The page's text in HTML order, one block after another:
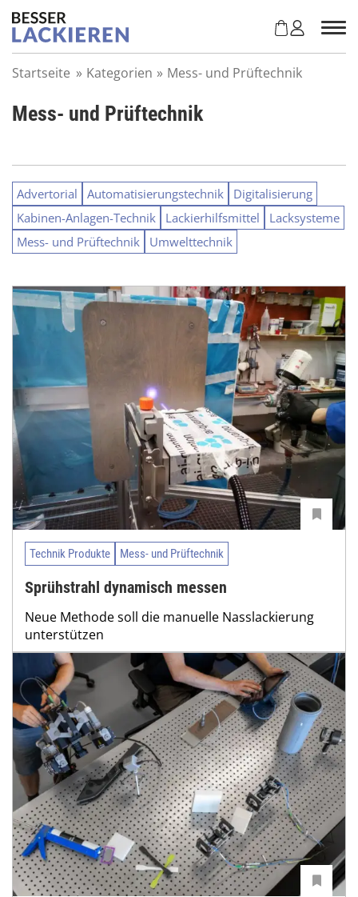
Startseite » Kategorien » Mess- und Prüftechnik
Mess- und Prüftechnik
Advertorial Automatisierungstechnik
Digitalisierung
Kabinen-Anlagen-Technik
Lackierhilfsmittel
Lacksysteme
Mess- und Prüftechnik
Umwelttechnik
Technik Produkte Mess- und Prüftechnik
Sprühstrahl dynamisch messen
Neue Methode soll die manuelle Nasslackierung
unterstützen